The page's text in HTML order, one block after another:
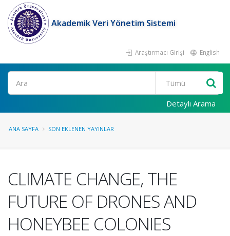
Akademik Veri Yönetim Sistemi
Araştırmacı Girişi English
Ara
Detaylı Arama
ANA SAYFA SON EKLENEN YAYINLAR
CLIMATE CHANGE, THE
FUTURE OF DRONES AND
HONEYBEE COLONIES